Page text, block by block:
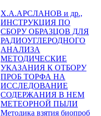
Х.А.АРСЛАНОВ и др.,
ИНСТРУКЦИЯ ПО
СБОРУ ОБРАЗЦОВ ДЛЯ
РАДИОУГЛЕРОДНОГО
АНАЛИЗА
МЕТОДИЧЕСКИЕ
УКАЗАНИЯ К ОТБОРУ
ПРОБ ТОРФА НА
ИССЛЕДОВАНИЕ
СОДЕРЖАНИЯ В НЕМ
МЕТЕОРНОЙ ПЫЛИ
Методика взятия биопроб